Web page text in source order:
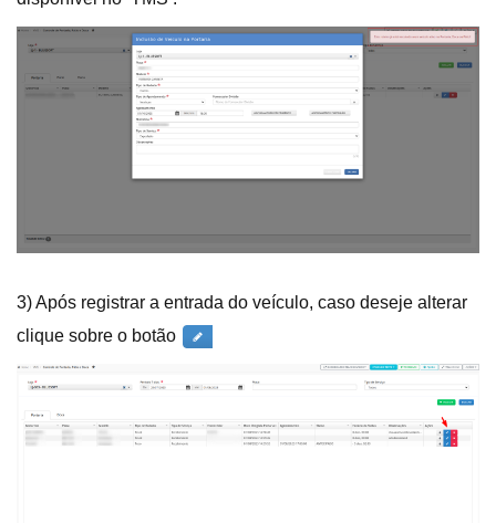
3) Após registrar a entrada do veículo, caso deseje alterar
clique sobre o botão